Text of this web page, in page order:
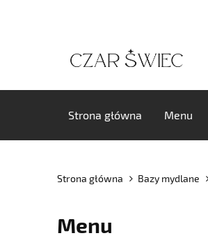
Strona główna Menu
Strona główna Bazy mydlane
Menu